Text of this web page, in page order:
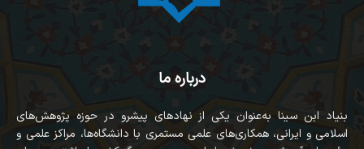
درباره ما
بنیاد ابن سینا به‌عنوان یکی از نهادهای پیشرو در حوزه پژوهش‌های
اسلامی و ایرانی، همکاری‌های علمی مستمری با دانشگاه‌ها، مراکز علمی و